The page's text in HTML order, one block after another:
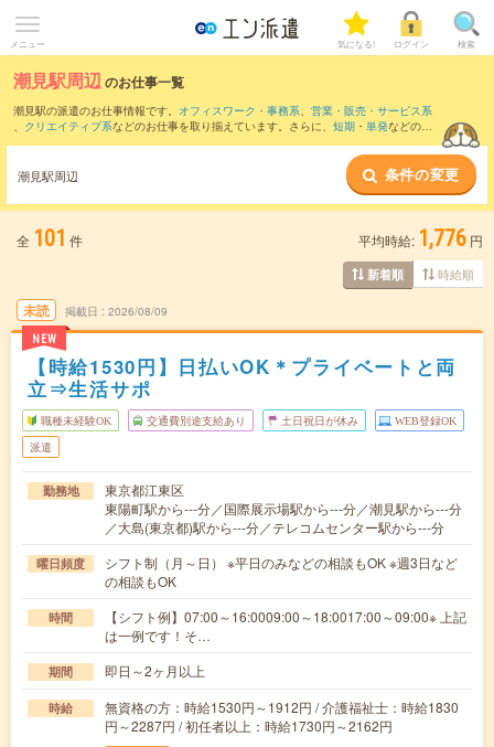
メニュー 気になる! ログイン 検索
潮見駅周辺のお仕事一覧
潮見駅の派遣のお仕事情報です。 オフィスワーク・事務系、 営業・販売・サービス系
、 クリエイティブ系などのお仕事を取り揃えています。さらに、 短期 ・ 単発などの期
また、豊洲駅
など近隣駅のお仕事
もご確認いただけます。
潮見駅周辺 条件の変更
全 101 件 平均時給: 1,776 円
新着順 時給順
未読
NEW
掲載日 2026/08/09
【時給1530円】日払いOK＊プライベートと両
立⇒生活サポ
職種未経験OK 交通費別途支給あり 土日祝日が休み WEB登録OK
派遣
勤務地
東京都江東区
東陽町駅から---分／国際展示場駅から---分／潮見駅から---分
／大島(東京都)駅から---分／テレコムセンター駅から---分
曜日頻度
シフト制（月～日） ※平日のみなどの相談もOK ※週3日など
の相談もOK
時間
【シフト例】07:00～16:0009:00～18:0017:00～09:00※ 上記
は一例です！そ…
期間 即日～2ヶ月以上
時給
無資格の方：時給1530円～1912円 / 介護福祉士：時給1830
円～2287円 / 初任者以上：時給1730円～2162円